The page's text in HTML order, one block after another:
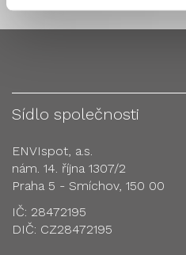
Sídlo společnosti
ENVIspot, a.s.
nám. 14. října 1307/2
Praha 5 - Smíchov, 150 00
IČ: 28472195
DIČ: CZ28472195